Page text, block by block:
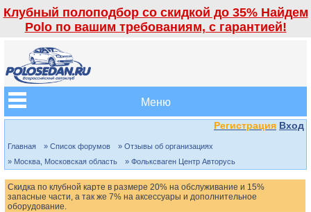
Клубный полоподбор со скидкой до 35% Найдем
Polo по вашим требованиям, с гарантией!
Меню
Регистрация Вход
Главная » Список форумов
» Отзывы об организациях
» Москва, Московская область
» Фольксваген Центр Авторусь
Скидка по клубной карте в размере 20% на обслуживание и 15%
запасные части, а так же 7% на аксессуары и дополнительное
оборудование.